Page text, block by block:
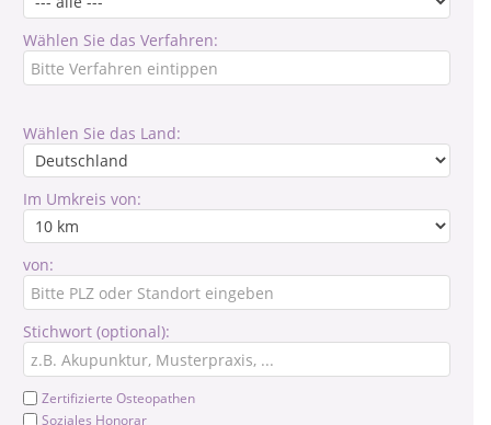
Wählen Sie das Verfahren:
Wählen Sie das Land:
Im Umkreis von:
von:
Stichwort (optional):
Zertifizierte Osteopathen
Soziales Honorar